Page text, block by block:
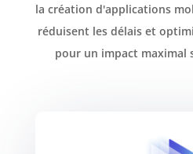
la création d'applications
réduisent les délais et
pour un impact maximal